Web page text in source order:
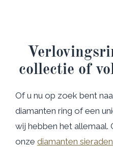
collectie of
Of u nu op zoek bent
diamanten ring of een
wij hebben het
onze diamanten